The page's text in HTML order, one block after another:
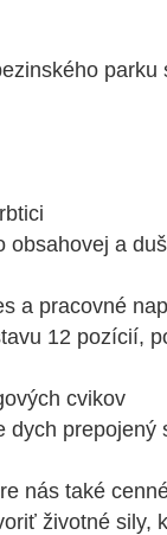
parku
a
a pracovné
12 pozícií,
cvikov
dych prepojený
nás také
životné sily,